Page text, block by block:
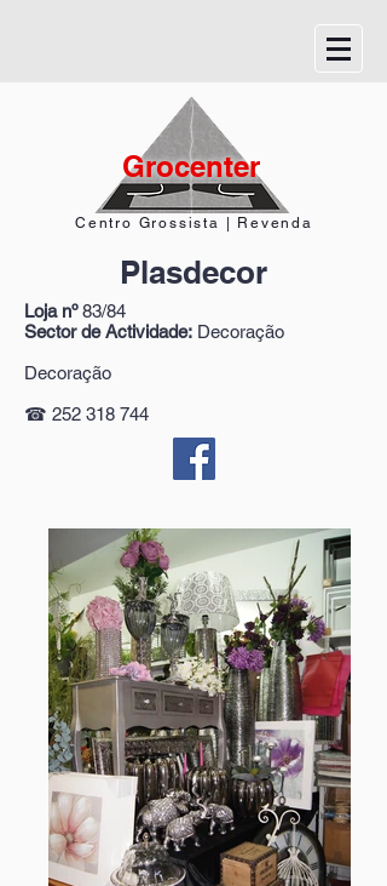
Grocenter
Centro Grossista | Revenda
Plasdecor
Loja nº83/84
Sector de Actividade: Decoração
Decoração
☎ 252 318 744